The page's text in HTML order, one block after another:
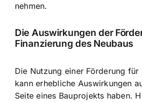
nehmen.
Die Auswirkungen der
Finanzierung des Neubaus
Die Nutzung einer Förderung für
kann erhebliche Auswirkungen
Seite eines Bauprojekts haben.